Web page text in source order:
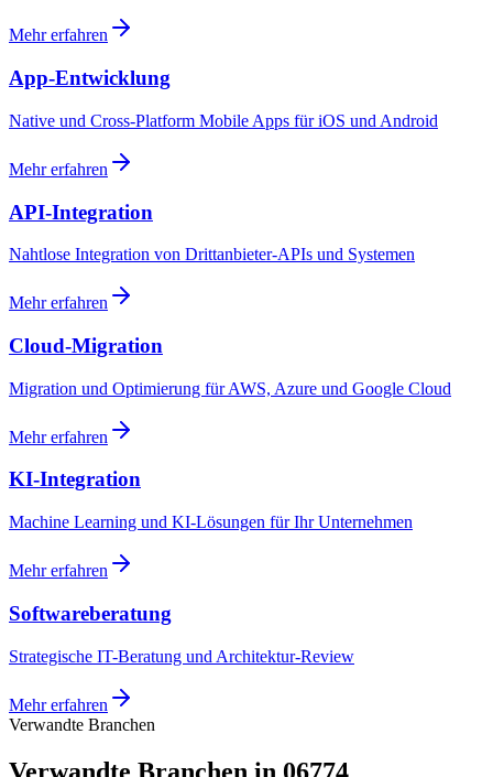
Mehr erfahren
App-Entwicklung
Native und Cross-Platform Mobile Apps für iOS und Android
Mehr erfahren
API-Integration
Nahtlose Integration von Drittanbieter-APIs und Systemen
Mehr erfahren
Cloud-Migration
Migration und Optimierung für AWS, Azure und Google Cloud
Mehr erfahren
KI-Integration
Machine Learning und KI-Lösungen für Ihr Unternehmen
Mehr erfahren
Softwareberatung
Strategische IT-Beratung und Architektur-Review
Mehr erfahren
Verwandte Branchen
Verwandte Branchen in 06774